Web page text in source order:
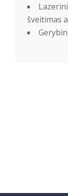
šveitimas